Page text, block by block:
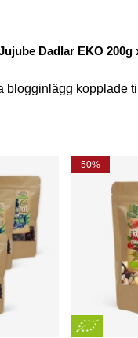
Dadlar EKO 200g
blogginlägg kopplade
50%